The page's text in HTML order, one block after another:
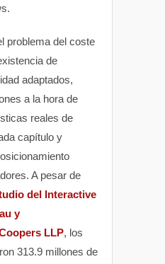
problema del coste
de
adaptados,
a la hora de
reales de
capítulo y
A pesar de
del Interactive
y
LLP, los
313.9 millones de